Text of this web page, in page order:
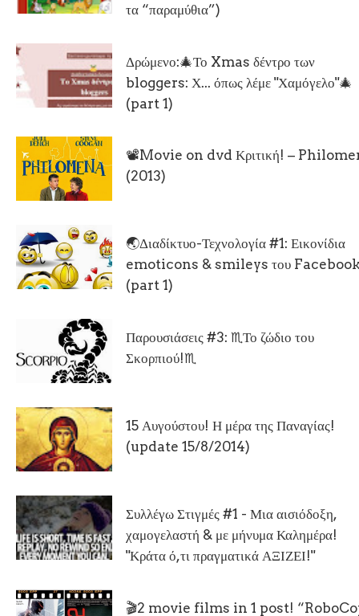
τα “παραμύθια”)
Δρώμενο:🎄Το Xmas δέντρο των
bloggers: Χ... όπως λέμε "Χαμόγελο"🎄
(part 1)
📽Movie on dvd Κριτική! –
(2013)
🌏Διαδίκτυο-Τεχνολογία #1: Εικονίδια
emoticons & smileys του
(part 1)
Παρουσιάσεις #3: ♏Το ζώδιο του
Σκορπιού!♏
15 Αυγούστου! Η μέρα της Παναγίας!
(update 15/8/2014)
Συλλέγω Στιγμές #1 - Μια αισιόδοξη,
χαμογελαστή & με μήνυμα Καλημέρα!
"Κράτα ό,τι πραγματικά ΑΞΙΖΕΙ!"
🎬2 movie films in 1 post!